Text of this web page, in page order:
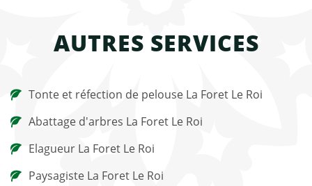
AUTRES SERVICES
Tonte et réfection de pelouse La Foret Le Roi
Abattage d'arbres La Foret Le Roi
Elagueur La Foret Le Roi
Paysagiste La Foret Le Roi